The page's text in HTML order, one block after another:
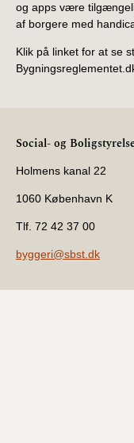
og apps være
af borgere med
Klik på linket for at se
Social- og
Holmens kanal 22
1060 København K
Tlf. 72 42 37 00
byggeri@sbst.dk